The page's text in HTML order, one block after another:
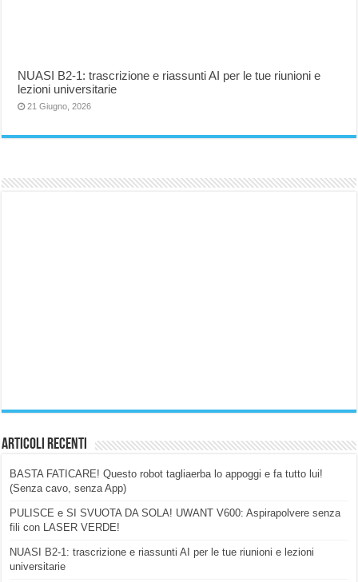
NUASI B2-1: trascrizione e riassunti AI per le tue riunioni e
lezioni universitarie
21 Giugno, 2026
Articoli Recenti
BASTA FATICARE! Questo robot tagliaerba lo appoggi e fa tutto lui!
(Senza cavo, senza App)
PULISCE e SI SVUOTA DA SOLA! UWANT V600: Aspirapolvere senza
fili con LASER VERDE!
NUASI B2-1: trascrizione e riassunti AI per le tue riunioni e lezioni
universitarie